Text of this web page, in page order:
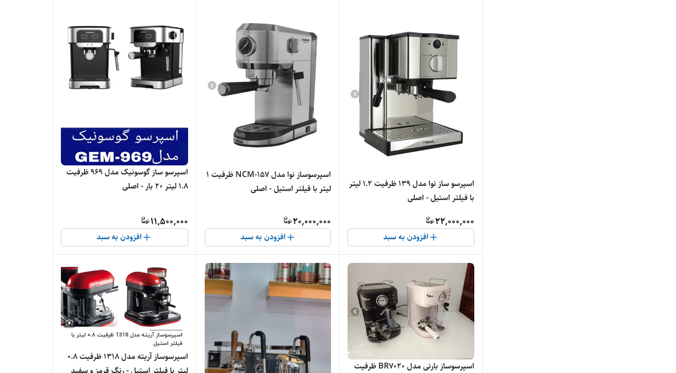
اسپرسو ساز نوا مدل ۱۳۹ ظرفیت ۱.۲ لیتر
با فیلتر استیل - اصلی
22,000,000
افزودن به سبد
اسپرسوساز نوا مدل NCM-157 ظرفیت ۱
لیتر با فیلتر استیل - اصلی
20,000,000
افزودن به سبد
اسپرسو ساز گوسونیک مدل 969 ظرفیت
۱.۸ لیتر ۲۰ بار - اصلی
11,500,000
افزودن به سبد
اسپرسوساز بارنی مدل BR7020 ظرفیت
اسپرسوساز آریته مدل 1318 ظرفیت ۰.۸